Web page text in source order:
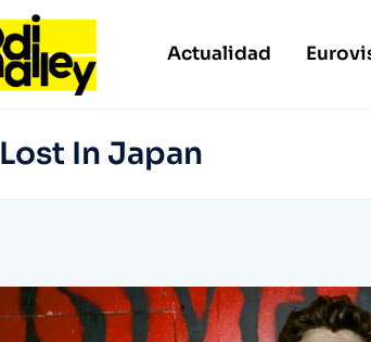
Actualidad
Lost In Japan